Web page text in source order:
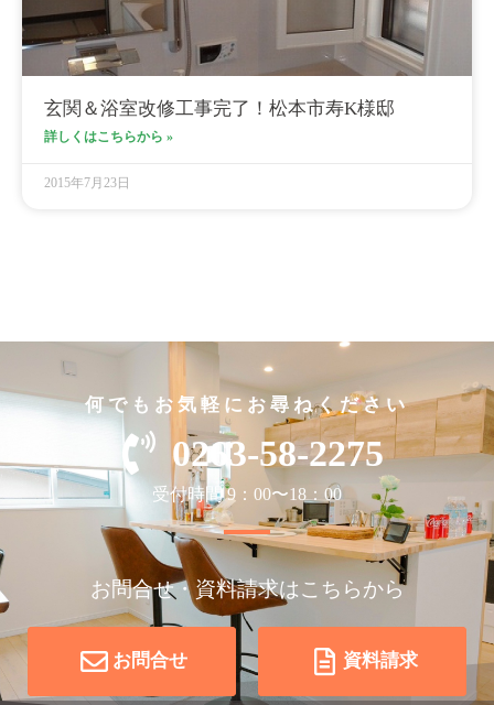
玄関＆浴室改修工事完了！松本市寿K様邸
詳しくはこちらから »
2015年7月23日
何でもお気軽にお尋ねください
0263-58-2275
受付時間 9：00〜18：00
お問合せ・資料請求はこちらから
お問合せ 資料請求